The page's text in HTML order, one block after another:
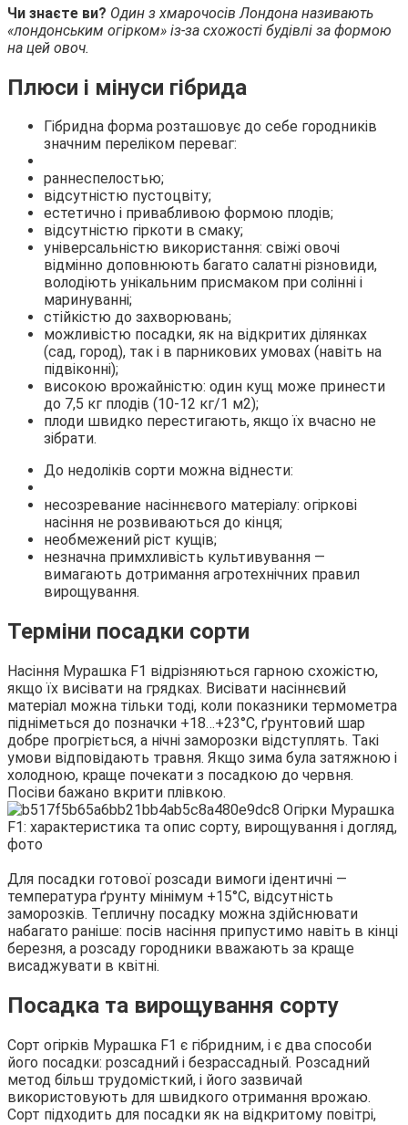
Чи знаєте ви? Один з хмарочосів Лондона називають
«лондонським огірком» із-за схожості будівлі за формою
на цей овоч.
Плюси і мінуси гібрида
Гібридна форма розташовує до себе городників
значним переліком переваг:
раннеспелостью;
відсутністю пустоцвіту;
естетично і привабливою формою плодів;
відсутністю гіркоти в смаку;
універсальністю використання: свіжі овочі
відмінно доповнюють багато салатні різновиди,
володіють унікальним присмаком при солінні і
маринуванні;
стійкістю до захворювань;
можливістю посадки, як на відкритих ділянках
(сад, город), так і в парникових умовах (навіть на
підвіконні);
високою врожайністю: один кущ може принести
до 7,5 кг плодів (10-12 кг/1 м2);
плоди швидко перестигають, якщо їх вчасно не
зібрати.
До недоліків сорти можна віднести:
несозревание насіннєвого матеріалу: огіркові
насіння не розвиваються до кінця;
необмежений ріст кущів;
незначна примхливість культивування —
вимагають дотримання агротехнічних правил
вирощування.
Терміни посадки сорти
Насіння Мурашка F1 відрізняються гарною схожістю,
якщо їх висівати на грядках. Висівати насіннєвий
матеріал можна тільки тоді, коли показники термометра
підніметься до позначки +18…+23°С, ґрунтовий шар
добре прогріється, а нічні заморозки відступлять. Такі
умови відповідають травня. Якщо зима була затяжною і
холодною, краще почекати з посадкою до червня.
Посіви бажано вкрити плівкою.
Для посадки готової розсади вимоги ідентичні —
температура ґрунту мінімум +15°С, відсутність
заморозків. Тепличну посадку можна здійснювати
набагато раніше: посів насіння припустимо навіть в кінці
березня, а розсаду городники вважають за краще
висаджувати в квітні.
Посадка та вирощування сорту
Сорт огірків Мурашка F1 є гібридним, і є два способи
його посадки: розсадний і безрассадный. Розсадний
метод більш трудомісткий, і його зазвичай
використовують для швидкого отримання врожаю.
Сорт підходить для посадки як на відкритому повітрі,